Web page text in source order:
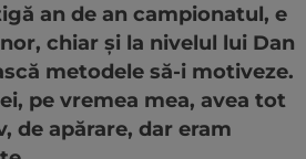
an de an campionatul, e
chiar și la nivelul lui Dan
metodele să-i motiveze.
pe vremea mea, avea tot
de apărare, dar eram